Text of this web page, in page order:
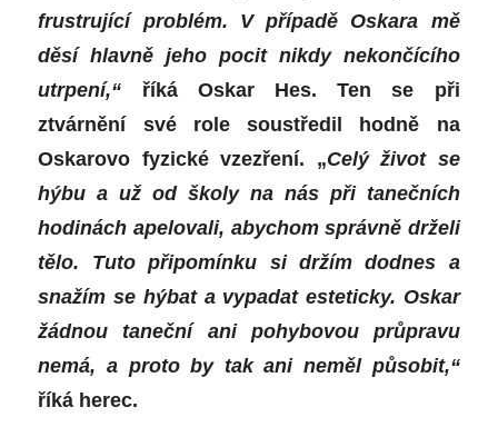
frustrující problém. V případě Oskara mě
děsí hlavně jeho pocit nikdy nekončícího
utrpení,“ říká Oskar Hes. Ten se při
ztvárnění své role soustředil hodně na
Oskarovo fyzické vzezření. „Celý život se
hýbu a už od školy na nás při tanečních
hodinách apelovali, abychom správně drželi
tělo. Tuto připomínku si držím dodnes a
snažím se hýbat a vypadat esteticky. Oskar
žádnou taneční ani pohybovou průpravu
nemá, a proto by tak ani neměl působit,“
říká herec.